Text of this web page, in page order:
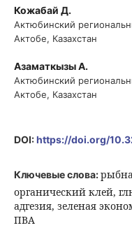
Кожабай Д.
Актюбинский
Актобе, Казахстан
Азаматкызы А.
Актюбинский
Актобе, Казахстан
DOI:https://doi.org/
Ключевые слова:
органический клей,
адгезия, зеленая
ПВА